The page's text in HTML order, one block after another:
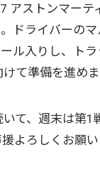
アストンマーテ
ドライバーの
ル入りし、ト
けて準備を進めま
いて、週末は第
よろしくお願い